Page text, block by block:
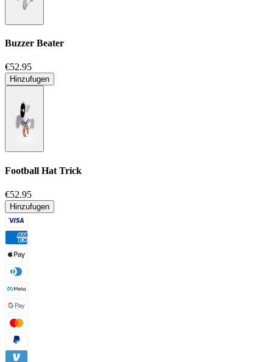
Buzzer Beater
€52.95
Hinzufugen
Football Hat Trick
€52.95
Hinzufugen